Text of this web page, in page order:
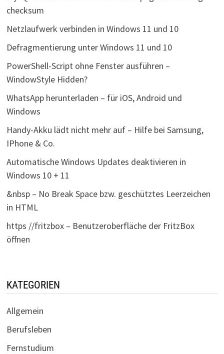
checksum
Netzlaufwerk verbinden in Windows 11 und 10
Defragmentierung unter Windows 11 und 10
PowerShell-Script ohne Fenster ausführen –
WindowStyle Hidden?
WhatsApp herunterladen – für iOS, Android und
Windows
Handy-Akku lädt nicht mehr auf – Hilfe bei Samsung,
IPhone & Co.
Automatische Windows Updates deaktivieren in
Windows 10 + 11
&nbsp – No Break Space bzw. geschütztes Leerzeichen
in HTML
https //fritzbox – Benutzeroberfläche der FritzBox
öffnen
KATEGORIEN
Allgemein
Berufsleben
Fernstudium